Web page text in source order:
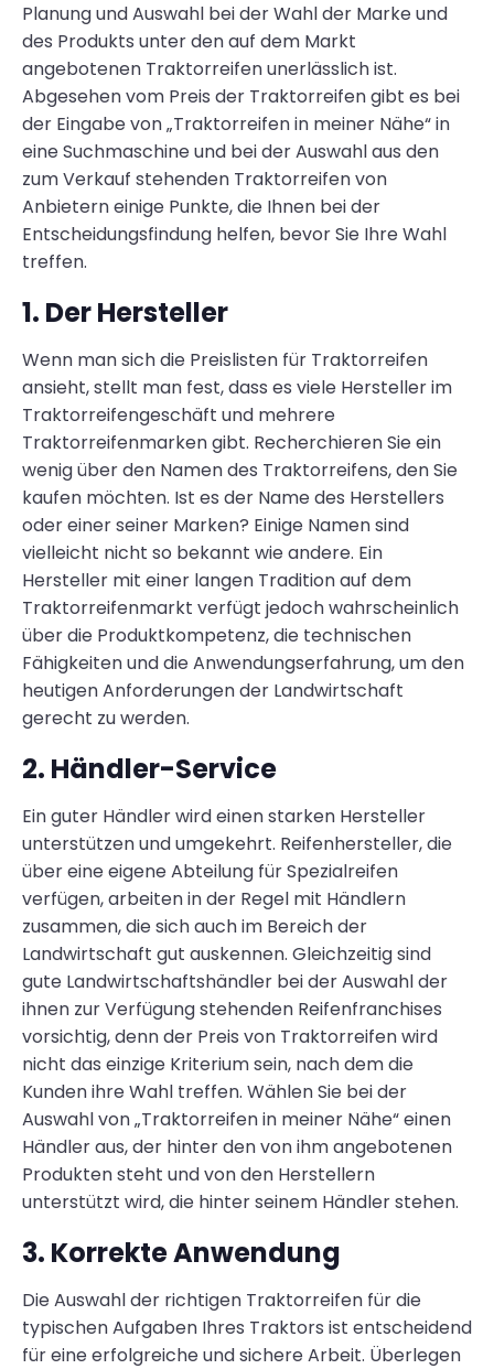
Planung und Auswahl bei der Wahl der Marke und
des Produkts unter den auf dem Markt
angebotenen Traktorreifen unerlässlich ist.
Abgesehen vom Preis der Traktorreifen gibt es bei
der Eingabe von „Traktorreifen in meiner Nähe“ in
eine Suchmaschine und bei der Auswahl aus den
zum Verkauf stehenden Traktorreifen von
Anbietern einige Punkte, die Ihnen bei der
Entscheidungsfindung helfen, bevor Sie Ihre Wahl
treffen.
1. Der Hersteller
Wenn man sich die Preislisten für Traktorreifen
ansieht, stellt man fest, dass es viele Hersteller im
Traktorreifengeschäft und mehrere
Traktorreifenmarken gibt. Recherchieren Sie ein
wenig über den Namen des Traktorreifens, den Sie
kaufen möchten. Ist es der Name des Herstellers
oder einer seiner Marken? Einige Namen sind
vielleicht nicht so bekannt wie andere. Ein
Hersteller mit einer langen Tradition auf dem
Traktorreifenmarkt verfügt jedoch wahrscheinlich
über die Produktkompetenz, die technischen
Fähigkeiten und die Anwendungserfahrung, um den
heutigen Anforderungen der Landwirtschaft
gerecht zu werden.
2. Händler-Service
Ein guter Händler wird einen starken Hersteller
unterstützen und umgekehrt. Reifenhersteller, die
über eine eigene Abteilung für Spezialreifen
verfügen, arbeiten in der Regel mit Händlern
zusammen, die sich auch im Bereich der
Landwirtschaft gut auskennen. Gleichzeitig sind
gute Landwirtschaftshändler bei der Auswahl der
ihnen zur Verfügung stehenden Reifenfranchises
vorsichtig, denn der Preis von Traktorreifen wird
nicht das einzige Kriterium sein, nach dem die
Kunden ihre Wahl treffen. Wählen Sie bei der
Auswahl von „Traktorreifen in meiner Nähe“ einen
Händler aus, der hinter den von ihm angebotenen
Produkten steht und von den Herstellern
unterstützt wird, die hinter seinem Händler stehen.
3. Korrekte Anwendung
Die Auswahl der richtigen Traktorreifen für die
typischen Aufgaben Ihres Traktors ist entscheidend
für eine erfolgreiche und sichere Arbeit. Überlegen